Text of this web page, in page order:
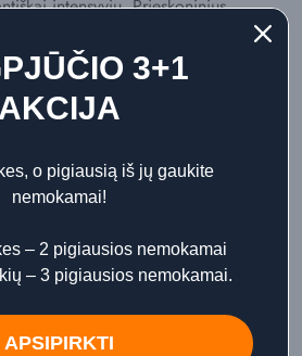
intensyviu. Prieskoninius
citrusiniai niuansai, kurie suteikia
o medienos, ambros ir muskuso
ir prabangesnį pagrindą.
ir charakteringus kvapus. Jis
tiek moterims, vertinantiems nišinės
subtiliai parfumuotu ritualu.
kasdieniam naudojimui
gražiai dera vonios kambaryje.
3+1
AKCIJA
o pigiausią iš jų gaukite
nemokamai!
– 2 pigiausios nemokamai
– 3 pigiausios nemokamai.
APSIPIRKTI